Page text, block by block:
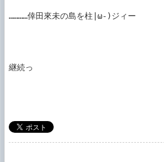
…………倖田來未の島を柱|ω-)ジィー
継続っ